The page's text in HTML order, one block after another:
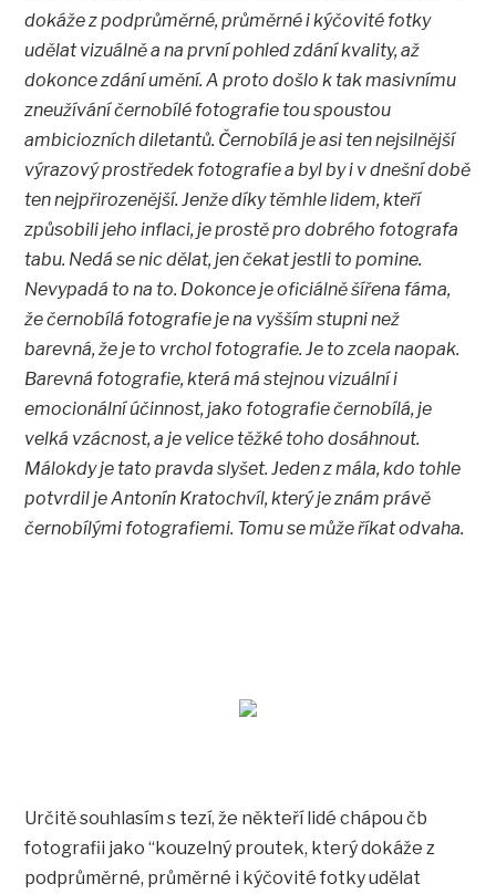
dokáže z podprůměrné, průměrné i kýčovité fotky
udělat vizuálně a na první pohled zdání kvality, až
dokonce zdání umění. A proto došlo k tak masivnímu
zneužívání černobílé fotografie tou spoustou
ambiciozních diletantů. Černobílá je asi ten nejsilnější
výrazový prostředek fotografie a byl by i v dnešní době
ten nejpřirozenější. Jenže díky těmhle lidem, kteří
způsobili jeho inflaci, je prostě pro dobrého fotografa
tabu. Nedá se nic dělat, jen čekat jestli to pomine.
Nevypadá to na to. Dokonce je oficiálně šířena fáma,
že černobílá fotografie je na vyšším stupni než
barevná, že je to vrchol fotografie. Je to zcela naopak.
Barevná fotografie, která má stejnou vizuální i
emocionální účinnost, jako fotografie černobílá, je
velká vzácnost, a je velice těžké toho dosáhnout.
Málokdy je tato pravda slyšet. Jeden z mála, kdo tohle
potvrdil je Antonín Kratochvíl, který je znám právě
černobílými fotografiemi. Tomu se může říkat odvaha.
Určitě souhlasím s tezí, že někteří lidé chápou čb
fotografii jako “kouzelný proutek, který dokáže z
podprůměrné, průměrné i kýčovité fotky udělat